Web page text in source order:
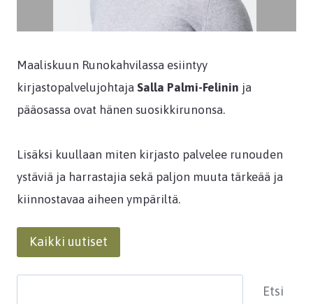
Maaliskuun Runokahvilassa esiintyy
kirjastopalvelujohtaja Salla Palmi-Felinin ja
pääosassa ovat hänen suosikkirunonsa.
Lisäksi kuullaan miten kirjasto palvelee runouden
ystäviä ja harrastajia sekä paljon muuta tärkeää ja
kiinnostavaa aiheen ympäriltä.
Kaikki uutiset
Etsi